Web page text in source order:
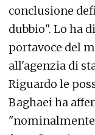
conclusione
dubbio". Lo ha
portavoce del
all'agenzia di
Riguardo le
Baghaei ha